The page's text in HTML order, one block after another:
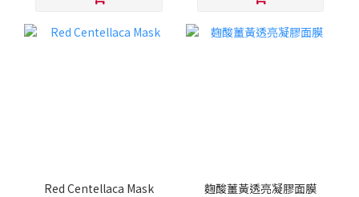
Red Centellaca Mask 麴酸薑黃透亮凝膠面膜